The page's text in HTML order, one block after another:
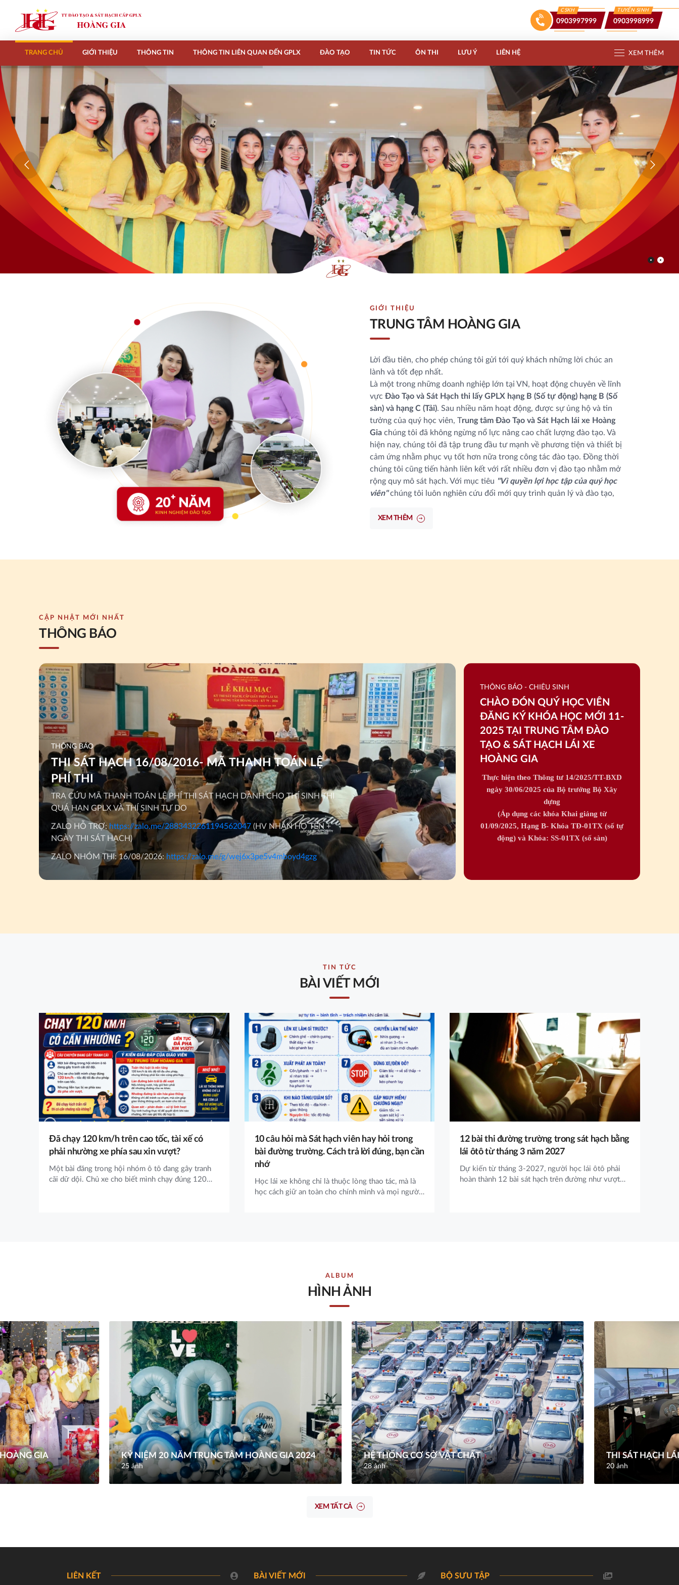
CSKH
0903997999
TUYỂN SINH
0903998999
TRANG CHỦ GIỚI THIỆU THÔNG TIN THÔNG TIN LIÊN QUAN ĐẾN GPLX ĐÀO TẠO TIN TỨC ÔN THI LƯU Ý LIÊN HỆ XEM THÊM
GIỚI THIỆU
TRUNG TÂM HOÀNG GIA
Lời đầu tiên, cho phép chúng tôi gửi tới quý khách những lời chúc an
lành và tốt đẹp nhất.
Là một trong những doanh nghiệp lớn tại VN, hoạt động chuyên về lĩnh
vực Đào Tạo và Sát Hạch thi lấy GPLX hạng B (Số tự động) hạng B (Số
sàn) và hạng C (Tải). Sau nhiều năm hoạt động, được sự ủng hộ và tin
tưởng của quý học viên, Trung tâm Đào Tạo và Sát Hạch lái xe Hoàng
Gia chúng tôi đã không ngừng nổ lực nâng cao chất lượng đào tạo. Và
hiện nay, chúng tôi đã tập trung đầu tư mạnh về phương tiện và thiết bị
cảm ứng nhằm phục vụ tốt hơn nữa trong công tác đào tạo. Đồng thời
chúng tôi cũng tiến hành liên kết với rất nhiều đơn vị đào tạo nhằm mở
rộng quy mô sát hạch. Với mục tiêu "Vì quyền lợi học tập của quý học
viên"chúng tôi luôn nghiên cứu đổi mới quy trình quản lý và đào tạo,
Chúng tôi có một đội ngũ nhân viên và gíáo viên chuyên nghiệp, dạy
Tiêu chí hoạt động của chúng tôi là luôn mang lại cho quý học viên đầy
đủ các yếu tố sau:
Kỹ năng lái xe và tinh thần đạo đức tốt nhất.
Thời gian học tập linh động nhất.
Thông thạo Luật Giao thông đường bộ và có ý thức chấp hành tốt
RẤT HÂN HẠNH ĐƯỢC ĐÓN TIẾP QUÝ KHÁCH !
Mọi chi tiết vui lòng liên hệ về Trung tâm:
VĂN PHÒNG: 37-39 Nguyễn Thiện Thuật, P.2, Q.3, TP.HCM
TEL : (028) 3830 5555 - (028) 3830 6666
SMS: 0909 777 777
MOB: 0903 997 999 - 0903 998 999 - 0969 39 39 39
EMAIL: hoanggia3739@gmail.com
XEM THÊM
CẬP NHẬT MỚI NHẤT
THÔNG BÁO
THÔNG BÁO
THI SÁT HẠCH 16/08/2016- MÃ THANH TOÁN LỆ
PHÍ THI
TRA CỨU MÃ THANH TOÁN LỆ PHÍ THI SÁT HẠCH DÀNH CHO THÍ SINH THI
QUÁ HẠN GPLX VÀ THÍ SINH TỰ DO
ZALO HỖ TRỢ: https://zalo.me/2883432261194562047 (HV NHẮN HỌ TÊN +
NGÀY THI SÁT HẠCH)
ZALO NHÓM THI: 16/08/2026: https://zalo.me/g/wej6x3pe5v4mboyd4gzg
THÔNG BÁO - CHIÊU SINH
CHÀO ĐÓN QUÝ HỌC VIÊN
ĐĂNG KÝ KHÓA HỌC MỚI 11-
2025 TẠI TRUNG TÂM ĐÀO
TẠO & SÁT HẠCH LÁI XE
HOÀNG GIA
Thực hiện theo Thông tư 14/2025/TT-BXD
ngày 30/06/2025 của Bộ trưởng Bộ Xây
dựng
(Áp dụng các khóa Khai giảng từ
01/09/2025, Hạng B- Khóa TĐ-01TX (số tự
động) và Khóa: SS-01TX (số sàn)
TIN TỨC
BÀI VIẾT MỚI
Đã chạy 120 km/h trên cao tốc, tài xế có
phải nhường xe phía sau xin vượt?
Một bài đăng trong hội nhóm ô tô đang gây tranh
cãi dữ dội. Chủ xe cho biết mình chạy đúng 120
10 câu hỏi mà Sát hạch viên hay hỏi trong
bài đường trường. Cách trả lời đúng, bạn cần
nhớ
Học lái xe không chỉ là thuộc lòng thao tác, mà là
học cách giữ an toàn cho chính mình và mọi người
12 bài thi đường trường trong sát hạch bằng
lái ôtô từ tháng 3 năm 2027
Dự kiến từ tháng 3-2027, người học lái ôtô phải
hoàn thành 12 bài sát hạch trên đường như vượt
ALBUM
HÌNH ẢNH
KỶ NIỆM 20 NĂM TRUNG TÂM HOÀNG GIA 2024
25 ảnh
HỆ THỐNG CƠ SỞ VẬT CHẤT
28 ảnh
THI SÁT HẠCH
20 ảnh
GIA
XEM TẤT CẢ
LIÊN KẾT BÀI VIẾT MỚI BỘ SƯU TẬP